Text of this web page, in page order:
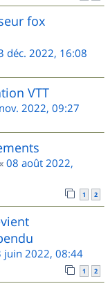
fox
déc. 2022, 16:08
VTT
2022, 09:27
08 août 2022,
1 2
juin 2022, 08:44
1 2